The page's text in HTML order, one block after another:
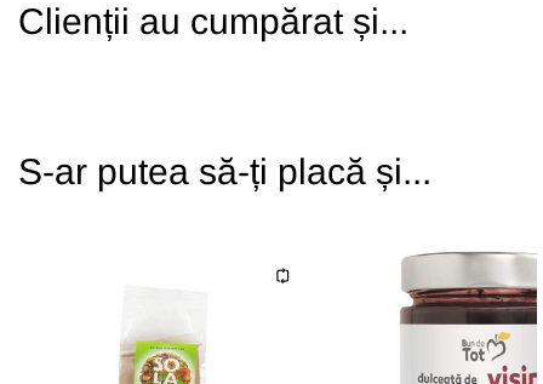
Clienții au cumpărat și...
S-ar putea să-ți placă și...